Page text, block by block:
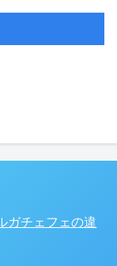
ガチェフェの違